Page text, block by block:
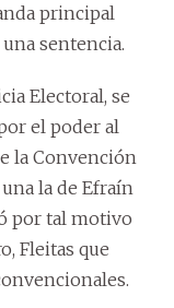
principal
sentencia.
Electoral, se
el poder al
la Convención
la de Efraín
por tal motivo
Fleitas que